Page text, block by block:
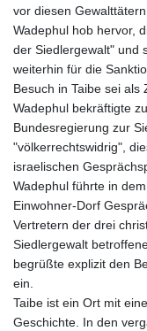
vor diesen
Wadephul hob hervor,
der Siedlergewalt" und
weiterhin für die
Besuch in Taibe sei als
Wadephul bekräftigte
Bundesregierung zur
"völkerrechtswidrig",
israelischen
Wadephul führte in
Einwohner-Dorf
Vertretern der drei
Siedlergewalt
begrüßte explizit den
ein.
Taibe ist ein Ort mit
Geschichte. In den